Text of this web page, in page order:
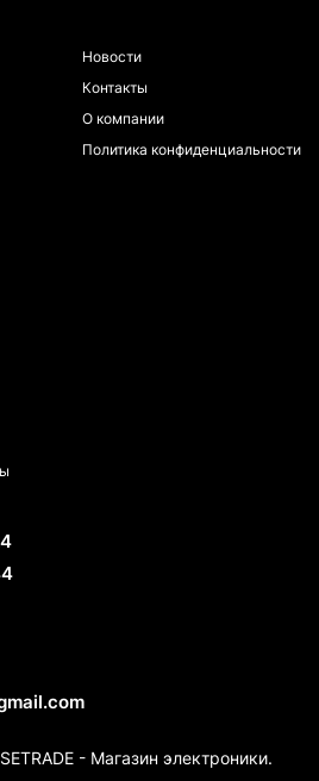
Новости
Контакты
О компании
Политика конфиденциальности
- Магазин электроники.